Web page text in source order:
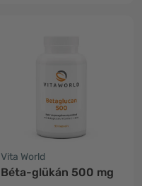
Vita World
Béta-glükán 500 mg